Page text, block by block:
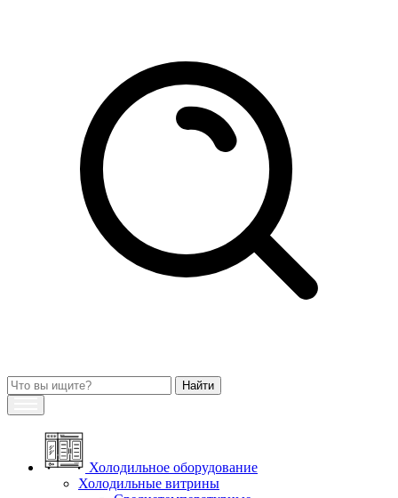
Холодильное оборудование
Холодильные витрины